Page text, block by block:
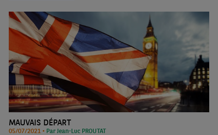
MAUVAIS DÉPART
05/07/2021 • Par Jean-Luc PROUTAT